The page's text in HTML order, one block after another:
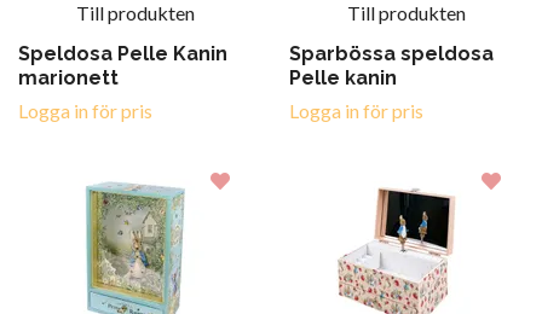
Till produkten
Speldosa Pelle Kanin
marionett
Logga in för pris
Till produkten
Sparbössa speldosa
Pelle kanin
Logga in för pris